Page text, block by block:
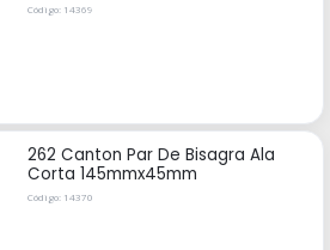
Código: 14369
262 Canton Par De Bisagra Ala
Corta 145mmx45mm
Código: 14370